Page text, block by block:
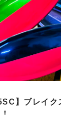
】ブレイ